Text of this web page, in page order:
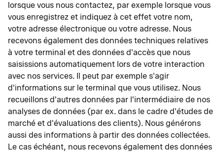
lorsque vous nous contactez, par exemple lorsque vous
vous enregistrez et indiquez à cet effet votre nom,
votre adresse électronique ou votre adresse. Nous
recevons également des données techniques relatives
à votre terminal et des données d'accès que nous
saisissions automatiquement lors de votre interaction
avec nos services. Il peut par exemple s'agir
d'informations sur le terminal que vous utilisez. Nous
recueillons d'autres données par l'intermédiaire de nos
analyses de données (par ex. dans le cadre d'études de
marché et d'évaluations des clients). Nous générons
aussi des informations à partir des données collectées.
Le cas échéant, nous recevons également des données